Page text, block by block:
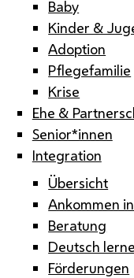
Baby
Kinder &
Adoption
Pflegefamilie
Krise
Ehe &
Senior*innen
Integration
Übersicht
Ankommen
Beratung
Deutsch
Förderungen